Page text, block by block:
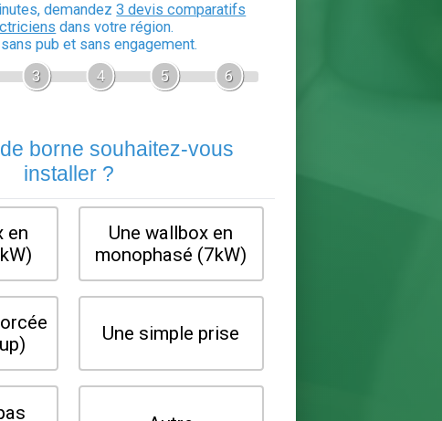
recharge
En 5 minutes, demandez
auxelectriciensdans votre région.
Gratuit, sans pub et sans engagement.
Quel type de borne souhaitez-
installer ?
Une wallbox en